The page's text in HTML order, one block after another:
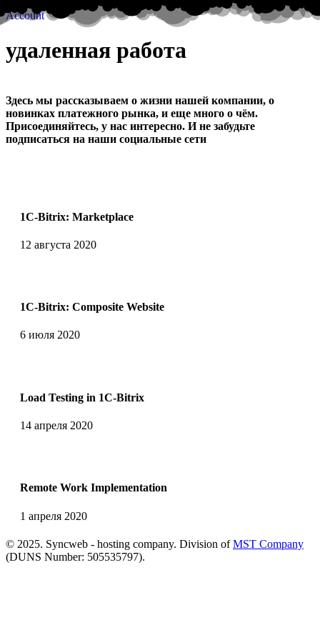
Account
удаленная работа
Здесь мы рассказываем о жизни нашей компании, о
новинках платежного рынка, и еще много о чём.
Присоединяйтесь, у нас интересно. И не забудьте
подписаться на наши социальные сети
1C-Bitrix: Marketplace
12 августа 2020
1C-Bitrix: Composite Website
6 июля 2020
Load Testing in 1C-Bitrix
14 апреля 2020
Remote Work Implementation
1 апреля 2020
© 2025. Syncweb - hosting company. Division ofMST Company
(DUNS Number: 505535797).